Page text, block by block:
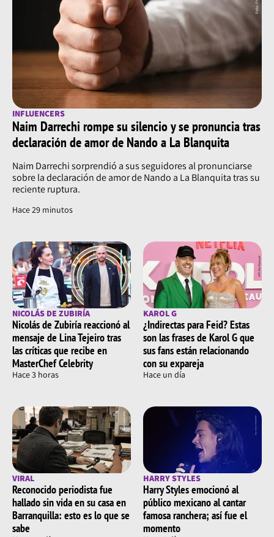
INFLUENCERS
Naim Darrechi rompe su silencio y se pronuncia tras
declaración de amor de Nando a La Blanquita
Naim Darrechi sorprendió a sus seguidores al pronunciarse
sobre la declaración de amor de Nando a La Blanquita tras su
reciente ruptura.
Hace 29 minutos
NICOLÁS DE ZUBIRÍA
Nicolás de Zubiría reaccionó al
mensaje de Lina Tejeiro tras
las críticas que recibe en
MasterChef Celebrity
Hace 3 horas
KAROL G
¿Indirectas para Feid? Estas
son las frases de Karol G que
sus fans están relacionando
con su expareja
Hace un día
VIRAL
Reconocido periodista fue
hallado sin vida en su casa en
Barranquilla: esto es lo que se
sabe
HARRY STYLES
Harry Styles emocionó al
público mexicano al cantar
famosa ranchera; así fue el
momento